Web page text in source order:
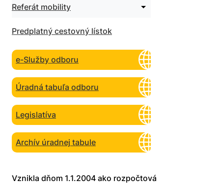
cyklodopravy
Referát mobility
Rozbaliť
Predplatný cestovný lístok
e-Služby odboru
Úradná tabuľa odboru
Legislatíva
Archív úradnej tabule
Vznikla dňom 1.1.2004 ako rozpočtová